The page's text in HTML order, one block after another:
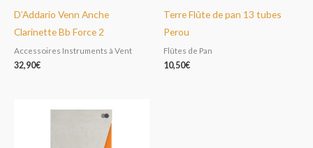
D’Addario Venn Anche
Clarinette Bb Force 2
Accessoires Instruments à Vent
32,90€
Terre Flûte de pan 13 tubes
Perou
Flûtes de Pan
10,50€